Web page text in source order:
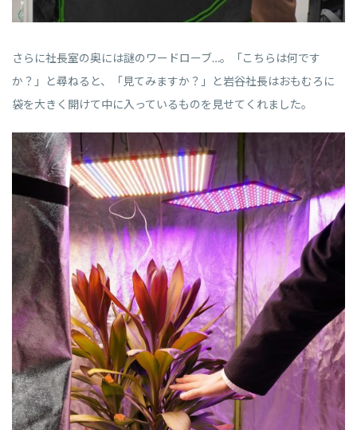
さらに社長室の奥には謎のワードローブ…。「こちらは何です
か？」と尋ねると、「見てみますか？」と岩谷社長はおもむろに
袋を大きく開けて中に入っているものを見せてくれました。